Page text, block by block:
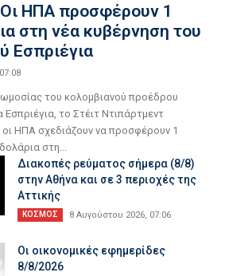
ΗΠΑ προσφέρουν 1
στη νέα κυβέρνηση του
Εσπριέγια
του κολομβιανού προέδρου
το Στέιτ Ντιπάρτμεντ
ΗΠΑ σχεδιάζουν να προσφέρουν 1
στη...
Διακοπές ρεύματος σήμερα (8/8)
στην Αθήνα και σε 3 περιοχές της
Αττικής
ΚΟΣΜΟΣ 8 Αυγούστου 2026, 07:06
Οι οικονομικές εφημερίδες
8/8/2026